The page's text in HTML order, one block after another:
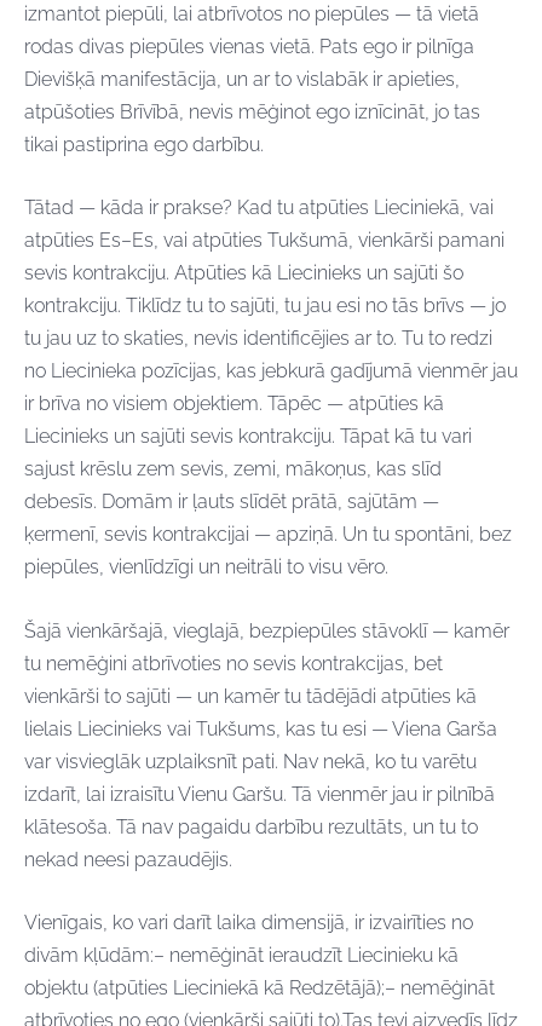
izmantot piepūli, lai atbrīvotos no piepūles — tā vietā
rodas divas piepūles vienas vietā. Pats ego ir pilnīga
Dievišķā manifestācija, un ar to vislabāk ir apieties,
atpūšoties Brīvībā, nevis mēģinot ego iznīcināt, jo tas
tikai pastiprina ego darbību.
Tātad — kāda ir prakse? Kad tu atpūties Lieciniekā, vai
atpūties Es–Es, vai atpūties Tukšumā, vienkārši pamani
sevis kontrakciju. Atpūties kā Liecinieks un sajūti šo
kontrakciju. Tiklīdz tu to sajūti, tu jau esi no tās brīvs — jo
tu jau uz to skaties, nevis identificējies ar to. Tu to redzi
no Liecinieka pozīcijas, kas jebkurā gadījumā vienmēr jau
ir brīva no visiem objektiem. Tāpēc — atpūties kā
Liecinieks un sajūti sevis kontrakciju. Tāpat kā tu vari
sajust krēslu zem sevis, zemi, mākoņus, kas slīd
debesīs. Domām ir ļauts slīdēt prātā, sajūtām —
ķermenī, sevis kontrakcijai — apziņā. Un tu spontāni, bez
piepūles, vienlīdzīgi un neitrāli to visu vēro.
Šajā vienkāršajā, vieglajā, bezpiepūles stāvoklī — kamēr
tu nemēģini atbrīvoties no sevis kontrakcijas, bet
vienkārši to sajūti — un kamēr tu tādējādi atpūties kā
lielais Liecinieks vai Tukšums, kas tu esi — Viena Garša
var visvieglāk uzplaiksnīt pati. Nav nekā, ko tu varētu
izdarīt, lai izraisītu Vienu Garšu. Tā vienmēr jau ir pilnībā
klātesoša. Tā nav pagaidu darbību rezultāts, un tu to
nekad neesi pazaudējis.
Vienīgais, ko vari darīt laika dimensijā, ir izvairīties no
divām kļūdām:– nemēģināt ieraudzīt Liecinieku kā
objektu (atpūties Lieciniekā kā Redzētājā);– nemēģināt
atbrīvoties no ego (vienkārši sajūti to).Tas tevi aizvedīs līdz